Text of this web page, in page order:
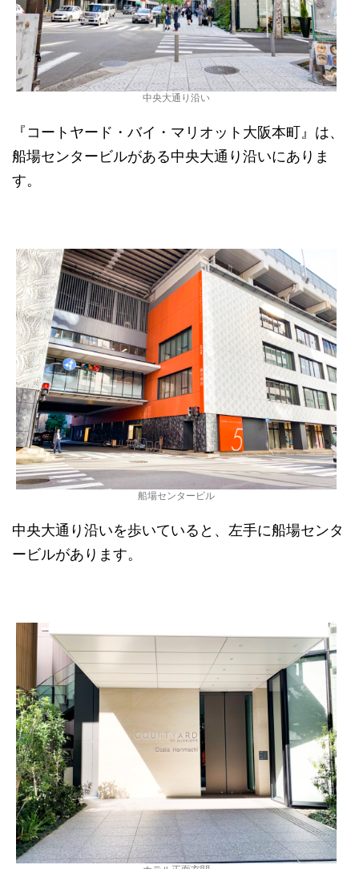
中央大通り沿い
『コートヤード・バイ・マリオット大阪本町』は、
船場センタービルがある中央大通り沿いにありま
す。
船場センタービル
中央大通り沿いを歩いていると、左手に船場センタ
ービルがあります。